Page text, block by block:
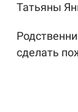
Татьяны
сделать